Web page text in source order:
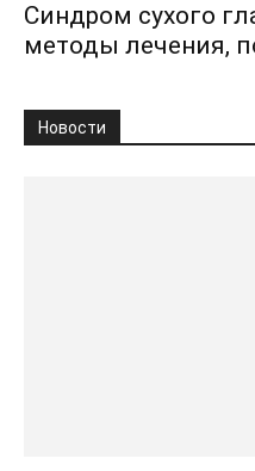
Синдром сухого
методы лечения,
Новости